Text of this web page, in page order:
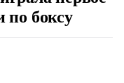
по боксу